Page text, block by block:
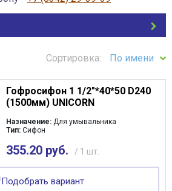
арматура
приборы и арматура
и комплектующие
Alta Group
водоотвода
защитные покрытия
рабочей среды
Сортировка: По имени
Гофросифон 1 1/2"*40*50 D240
(1500мм) UNICORN
Назначение: Для умывальника
Тип: Сифон
355.20 руб. / 1 шт.
Подобрать вариант